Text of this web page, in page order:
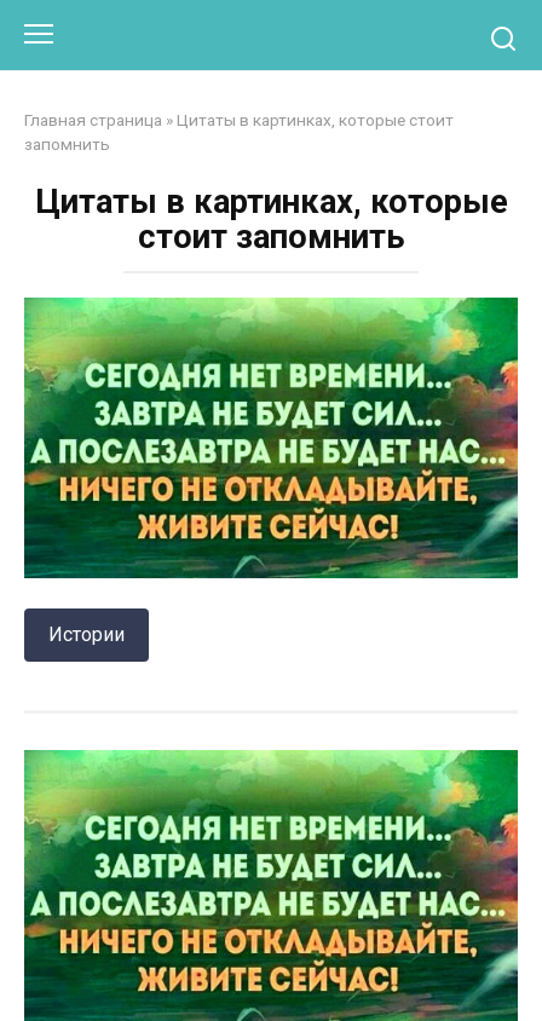
контенту
Главная страница » Цитаты в картинках, которые стоит
запомнить
Цитаты в картинках, которые
стоит запомнить
Истории